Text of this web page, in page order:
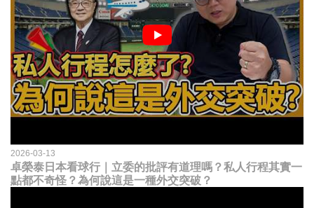
2026-03-13
卓榮泰日本看球行｜立委的批評有道理嗎？私人行程其實一
點都不奇怪？為何說這是一種外交突破？